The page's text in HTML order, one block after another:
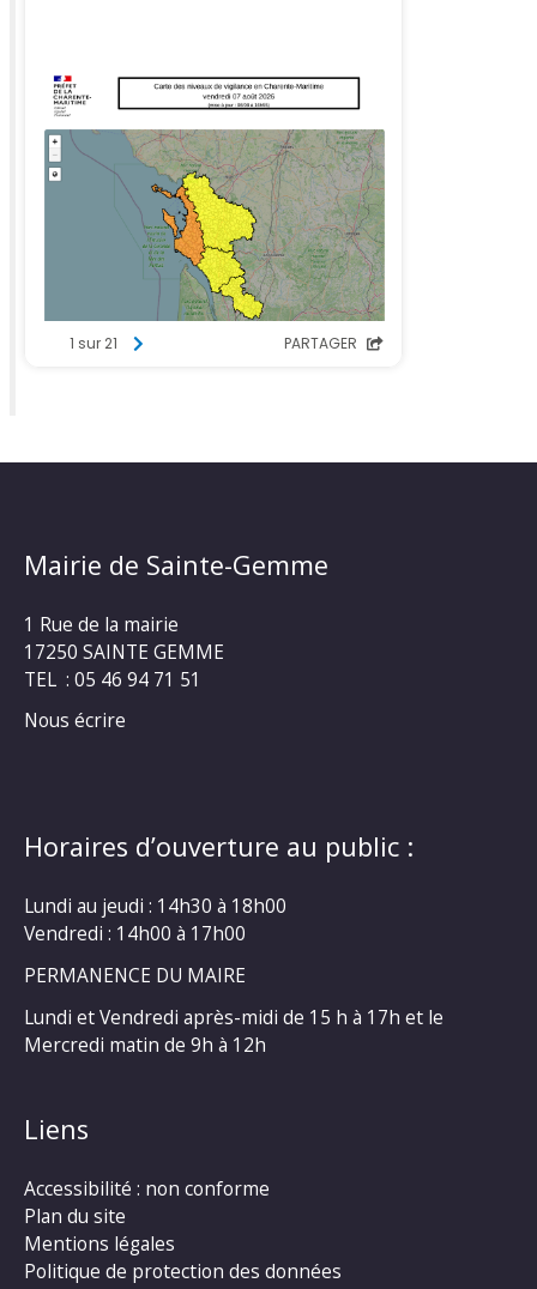
Mairie de Sainte-Gemme
1 Rue de la mairie
17250 SAINTE GEMME
TEL : 05 46 94 71 51
Nous écrire
Horaires d’ouverture au public :
Lundi au jeudi : 14h30 à 18h00
Vendredi : 14h00 à 17h00
PERMANENCE DU MAIRE
Lundi et Vendredi après-midi de 15 h à 17h et le
Mercredi matin de 9h à 12h
Liens
Accessibilité : non conforme
Plan du site
Mentions légales
Politique de protection des données